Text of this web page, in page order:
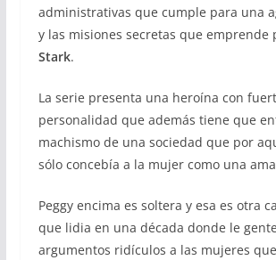
administrativas que cumple para una
y las misiones secretas que emprende
Stark.
La serie presenta una heroína con
personalidad que además tiene que
machismo de una sociedad que por
sólo concebía a la mujer como una
Peggy encima es soltera y esa es otra
que lidia en una década donde le
argumentos ridículos a las mujeres